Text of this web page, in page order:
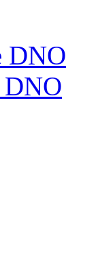
DNO